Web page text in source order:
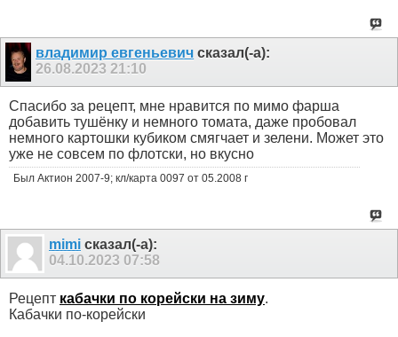
владимир евгеньевич сказал(-а):
26.08.202321:10
Спасибо за рецепт, мне нравится по мимо фарша
добавить тушёнку и немного томата, даже пробовал
немного картошки кубиком смягчает и зелени. Может это
уже не совсем по флотски, но вкусно
Был Актион 2007-9; кл/карта 0097 от 05.2008 г
mimi сказал(-а):
04.10.2023 07:58
Рецепт кабачки по корейски на зиму.
Кабачки по-корейски